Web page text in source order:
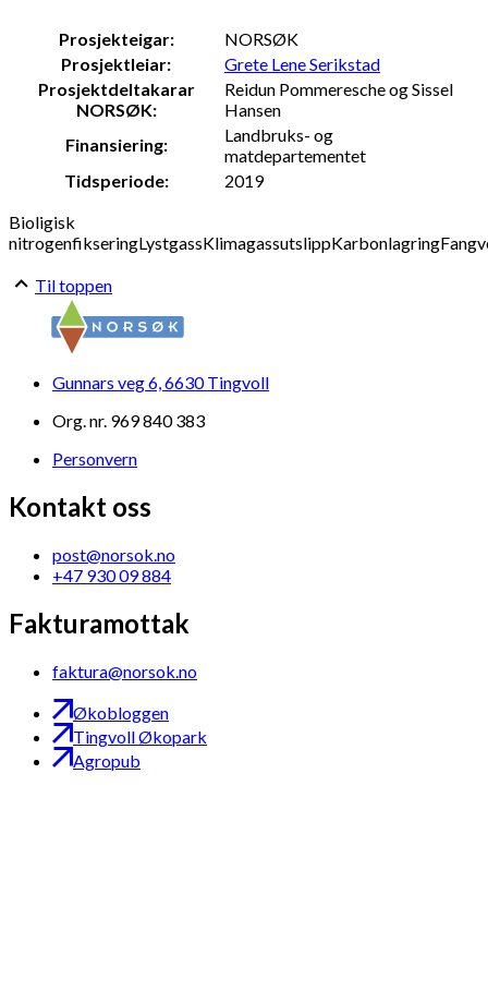
Prosjekteigar:
NORSØK
Prosjektleiar:
Grete Lene Serikstad
Prosjektdeltakarar
NORSØK:
Reidun Pommeresche og Sissel
Hansen
Finansiering:
Landbruks- og
matdepartementet
Tidsperiode:
2019
Bioligisk
nitrogenfikseringLystgassKlimagassutslippKarbonlagring
Til toppen
Gunnars veg 6, 6630 Tingvoll
Org. nr. 969 840 383
Personvern
Kontakt oss
post@norsok.no
+47 930 09 884
Fakturamottak
faktura@norsok.no
Økobloggen
Tingvoll Økopark
Agropub